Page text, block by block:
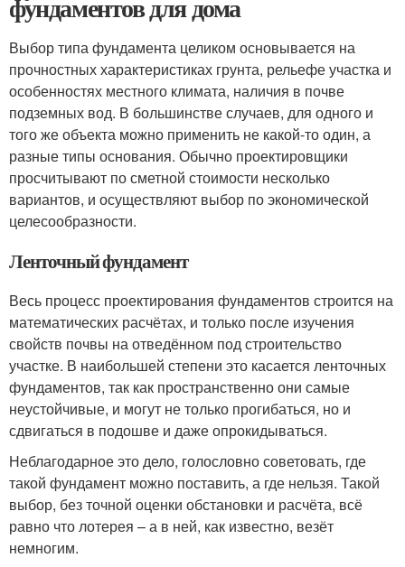
фундаментов для дома
Выбор типа фундамента целиком основывается на
прочностных характеристиках грунта, рельефе участка и
особенностях местного климата, наличия в почве
подземных вод. В большинстве случаев, для одного и
того же объекта можно применить не какой-то один, а
разные типы основания. Обычно проектировщики
просчитывают по сметной стоимости несколько
вариантов, и осуществляют выбор по экономической
целесообразности.
Ленточный фундамент
Весь процесс проектирования фундаментов строится на
математических расчётах, и только после изучения
свойств почвы на отведённом под строительство
участке. В наибольшей степени это касается ленточных
фундаментов, так как пространственно они самые
неустойчивые, и могут не только прогибаться, но и
сдвигаться в подошве и даже опрокидываться.
Неблагодарное это дело, голословно советовать, где
такой фундамент можно поставить, а где нельзя. Такой
выбор, без точной оценки обстановки и расчёта, всё
равно что лотерея – а в ней, как известно, везёт
немногим.